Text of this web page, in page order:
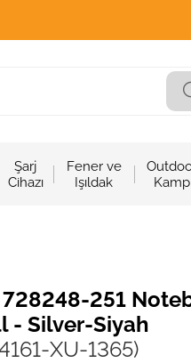
Şarj
Cihazı
Fener ve
Işıldak
Kamp
251
- Silver-Siyah
XU-1365)